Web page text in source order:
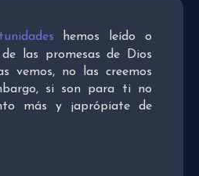
hemos leído o
de las promesas de Dios
vemos, no las creemos
si son para ti no
más y ¡aprópiate de